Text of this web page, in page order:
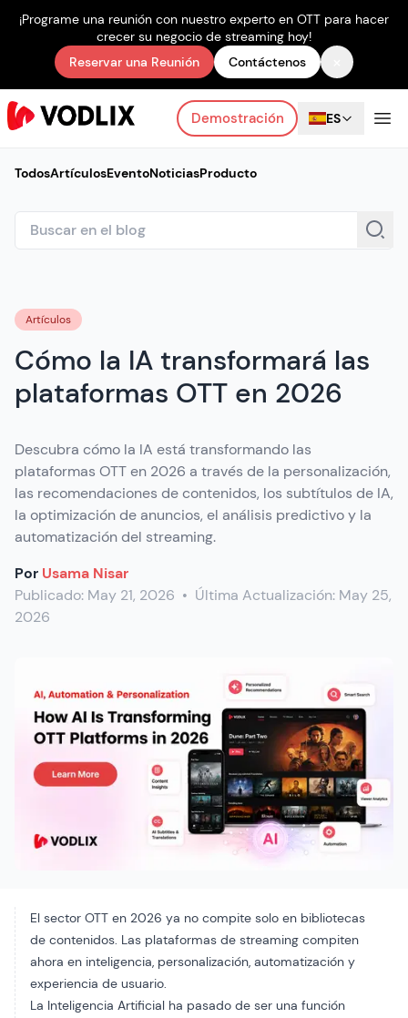
¡Programe una reunión con nuestro experto en OTT para hacer
crecer su negocio de streaming hoy!
Reservar una Reunión
Contáctenos
Demostración ES
TodosArtículosEventoNoticiasProducto
Artículos
Cómo la IA transformará las
plataformas OTT en 2026
Descubra cómo la IA está transformando las
plataformas OTT en 2026 a través de la personalización,
las recomendaciones de contenidos, los subtítulos de IA,
la optimización de anuncios, el análisis predictivo y la
automatización del streaming.
Por Usama Nisar
Publicado: May 21, 2026 • Última Actualización: May 25,
2026
El sector OTT en 2026 ya no compite solo en bibliotecas
de contenidos. Las plataformas de streaming compiten
ahora en inteligencia, personalización, automatización y
experiencia de usuario.
La Inteligencia Artificial ha pasado de ser una función